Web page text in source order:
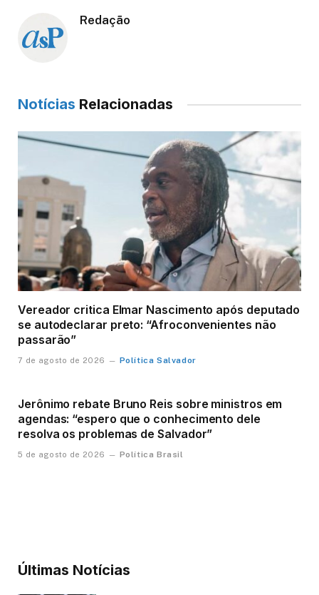
Redação
Notícias Relacionadas
Vereador critica Elmar Nascimento após deputado
se autodeclarar preto: “Afroconvenientes não
passarão”
7 de agosto de 2026 Política Salvador
Jerônimo rebate Bruno Reis sobre ministros em
agendas: “espero que o conhecimento dele
resolva os problemas de Salvador”
5 de agosto de 2026 Política Brasil
Últimas Notícias